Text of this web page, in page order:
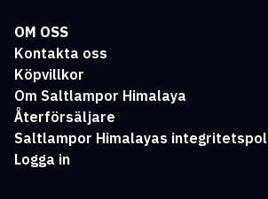
OM OSS
Kontakta oss
Köpvillkor
Om Saltlampor Himalaya
Återförsäljare
Saltlampor Himalayas
Logga in